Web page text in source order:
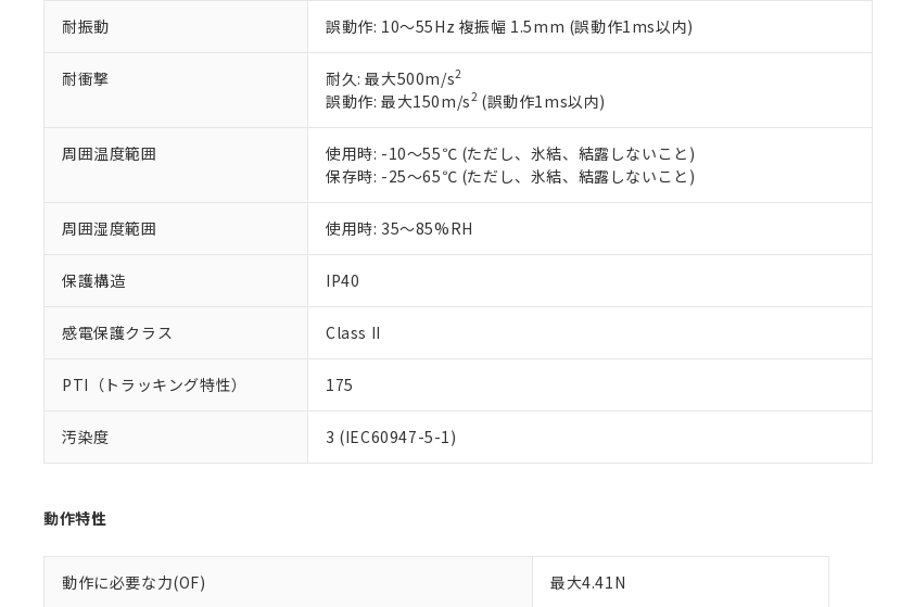
耐振動 誤動作: 10～55Hz 複振幅 1.5mm (誤動作1ms以内)
耐衝撃 耐久: 最大500m/s2
誤動作: 最大150m/s2(誤動作1ms以内)
周囲温度範囲
使用時: -10～55℃ (ただし、氷結、結露しないこと)
保存時: -25～65℃ (ただし、氷結、結露しないこと)
周囲湿度範囲 使用時: 35～85%RH
保護構造 IP40
感電保護クラス Class II
PTI（トラッキング特性） 175
汚染度 3 (IEC60947-5-1)
動作特性
動作に必要な力(OF) 最大4.41N
お客様が当ウェブサイト上で当社にご登録された部品リストについて、
が、当社の製品・サービスに関するお客様との取引・商談に必要な範囲
さい。
※当社の共同利用者とは、"個人情報の共同利用に関して"
いる法人を指します。
※3 非含有証明書ダウンロード
下記の非含有証明書をダウンロードすることができます。
EU RoHS指令（10物質）の非含有証明書
51物質の非含有証明書（当社基準）
※本証明書は発行日時点で非含有を証明するもので、過去に遡って非含有を
混在することから備考欄に対応日を記載しておりました。
既に当社にて対応品への在庫切替を完了していることから、特段のことが
味します。
「－」：未確認です。当社販売部門へお問い合わせください。
空
白
受注生産機種、また在庫状況の情報を公開していない機種